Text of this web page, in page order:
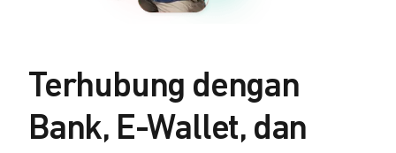
Terhubung dengan
Bank, E-Wallet, dan